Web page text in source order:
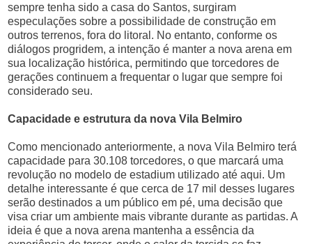
sempre tenha sido a casa do Santos, surgiram
especulações sobre a possibilidade de construção em
outros terrenos, fora do litoral. No entanto, conforme os
diálogos progridem, a intenção é manter a nova arena em
sua localização histórica, permitindo que torcedores de
gerações continuem a frequentar o lugar que sempre foi
considerado seu.
Capacidade e estrutura da nova Vila Belmiro
Como mencionado anteriormente, a nova Vila Belmiro terá
capacidade para 30.108 torcedores, o que marcará uma
revolução no modelo de estadium utilizado até aqui. Um
detalhe interessante é que cerca de 17 mil desses lugares
serão destinados a um público em pé, uma decisão que
visa criar um ambiente mais vibrante durante as partidas. A
ideia é que a nova arena mantenha a essência da